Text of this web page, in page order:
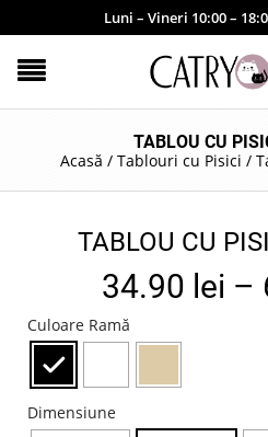
Luni – Vineri 10:00 –
TABLOU CU
Acasă / Tablouri cu Pisici /
TABLOU CU
34.90 lei –
Culoare Ramă
Dimensiune